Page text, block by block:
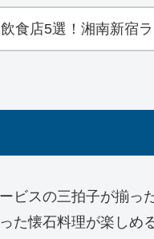
食店5選！湘南新宿
ビスの三拍子が揃っ
た懐石料理が楽しめ